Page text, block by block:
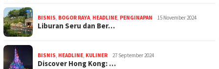
BISNIS, BOGOR RAYA, HEADLINE, PENGINAPAN 15 November 2024
Liburan Seru dan Ber…
BISNIS, HEADLINE, KULINER 27 September 2024
Discover Hong Kong: …